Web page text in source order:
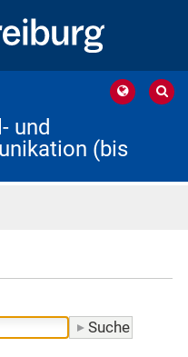
und
(bis